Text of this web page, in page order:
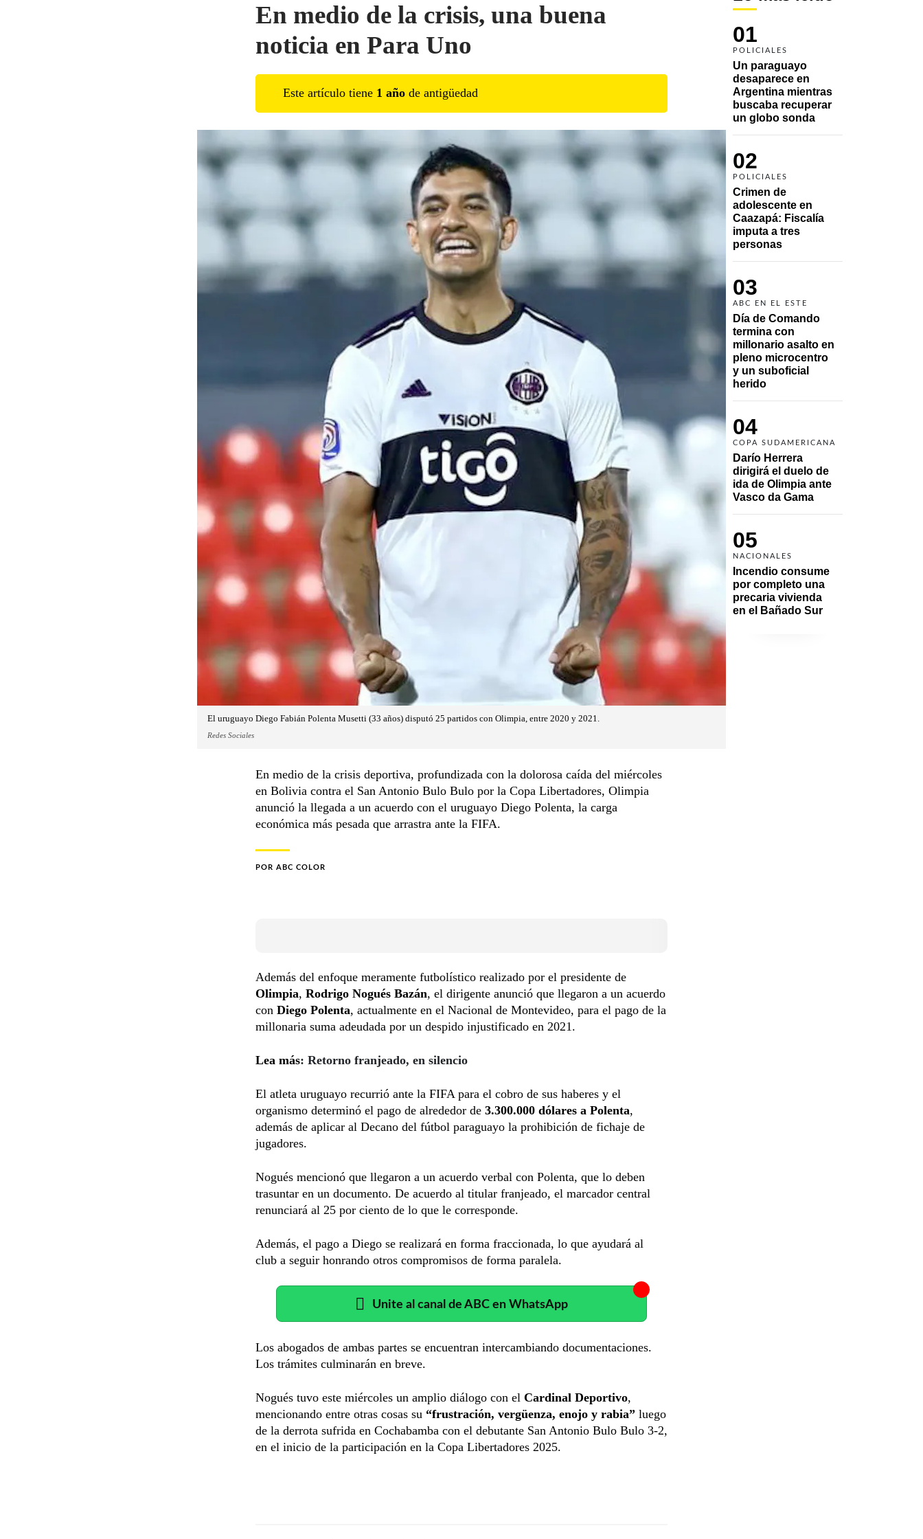
01
POLICIALES
Un paraguayo
desaparece en
Argentina mientras
buscaba recuperar
un globo sonda
02
POLICIALES
Crimen de
adolescente en
Caazapá: Fiscalía
imputa a tres
personas
03
ABC EN EL ESTE
Día de Comando
termina con
millonario asalto en
pleno microcentro
y un suboficial
herido
04
COPA SUDAMERICANA
Darío Herrera
dirigirá el duelo de
ida de Olimpia ante
Vasco da Gama
05
NACIONALES
Incendio consume
por completo una
precaria vivienda
en el Bañado Sur
En medio de la crisis, una buena
noticia en Para Uno
Este artículo tiene 1 año de antigüedad
El uruguayo Diego Fabián Polenta Musetti (33 años) disputó 25 partidos con Olimpia, entre 2020 y 2021.
Redes Sociales
En medio de la crisis deportiva, profundizada con la dolorosa caída del miércoles
en Bolivia contra el San Antonio Bulo Bulo por la Copa Libertadores, Olimpia
anunció la llegada a un acuerdo con el uruguayo Diego Polenta, la carga
económica más pesada que arrastra ante la FIFA.
POR ABC COLOR
Además del enfoque meramente futbolístico realizado por el presidente de
Olimpia, Rodrigo Nogués Bazán, el dirigente anunció que llegaron a un acuerdo
con Diego Polenta, actualmente en el Nacional de Montevideo, para el pago de la
millonaria suma adeudada por un despido injustificado en 2021.
Lea más: Retorno franjeado, en silencio
El atleta uruguayo recurrió ante la FIFA para el cobro de sus haberes y el
organismo determinó el pago de alrededor de 3.300.000 dólares a Polenta,
además de aplicar al Decano del fútbol paraguayo la prohibición de fichaje de
jugadores.
Nogués mencionó que llegaron a un acuerdo verbal con Polenta, que lo deben
trasuntar en un documento. De acuerdo al titular franjeado, el marcador central
renunciará al 25 por ciento de lo que le corresponde.
Además, el pago a Diego se realizará en forma fraccionada, lo que ayudará al
club a seguir honrando otros compromisos de forma paralela.
Unite al canal de ABC en WhatsApp
Los abogados de ambas partes se encuentran intercambiando documentaciones.
Los trámites culminarán en breve.
Nogués tuvo este miércoles un amplio diálogo con el Cardinal Deportivo,
mencionando entre otras cosas su “frustración, vergüenza, enojo y rabia” luego
de la derrota sufrida en Cochabamba con el debutante San Antonio Bulo Bulo 3-2,
en el inicio de la participación en la Copa Libertadores 2025.